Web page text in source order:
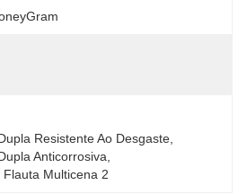
Resistente Ao Desgaste
Anticorrosiva
Multicena 2